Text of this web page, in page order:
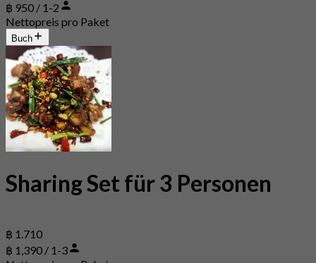
฿ 950 / 1-2
Nettopreis pro Paket
Buch
Sharing Set für 3 Personen
฿ 1.710
฿ 1,390 / 1-3